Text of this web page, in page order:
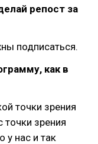
репост за
подписаться.
как в
точки зрения
зрения
у нас и так